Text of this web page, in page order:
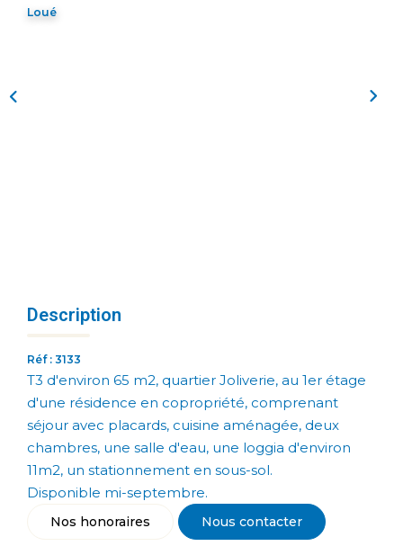
Loué
Description
Réf : 3133
T3 d'environ 65 m2, quartier Joliverie, au 1er étage
d'une résidence en copropriété, comprenant
séjour avec placards, cuisine aménagée, deux
chambres, une salle d'eau, une loggia d'environ
11m2, un stationnement en sous-sol.
Disponible mi-septembre.
Nos honoraires Nous contacter